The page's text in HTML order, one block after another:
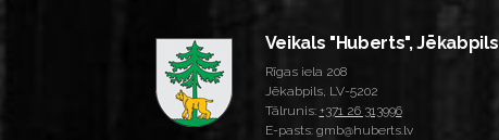
Veikals "Huberts", Jēkabpils
Rīgas iela 208
Jēkabpils, LV-5202
Tālrunis: +371 26 313996
E-pasts: gmb@huberts.lv